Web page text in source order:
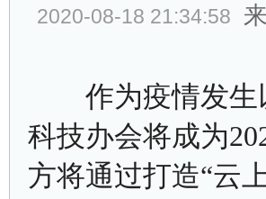
2020-08-18 21:34:58
作为疫情发生
科技办会将成为
方将通过打造“云